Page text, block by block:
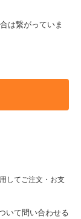
は繋がっていま
してご注文・お支
いて問い合わせる